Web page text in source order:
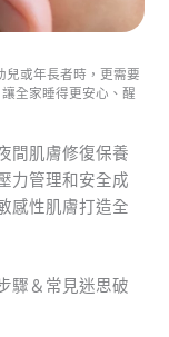
兒或年長者時，更需要
全家睡得更安心、醒
間肌膚修復保養
力管理和安全成
感性肌膚打造全
驟＆常見迷思破